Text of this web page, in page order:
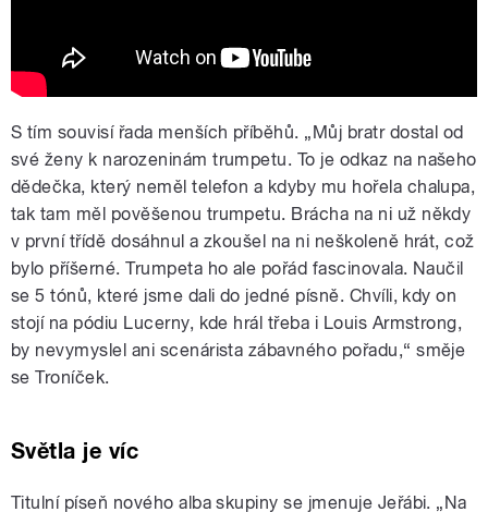
S tím souvisí řada menších příběhů. „Můj bratr dostal od
své ženy k narozeninám trumpetu. To je odkaz na našeho
dědečka, který neměl telefon a kdyby mu hořela chalupa,
tak tam měl pověšenou trumpetu. Brácha na ni už někdy
v první třídě dosáhnul a zkoušel na ni neškoleně hrát, což
bylo příšerné. Trumpeta ho ale pořád fascinovala. Naučil
se 5 tónů, které jsme dali do jedné písně. Chvíli, kdy on
stojí na pódiu Lucerny, kde hrál třeba i Louis Armstrong,
by nevymyslel ani scenárista zábavného pořadu,“ směje
se Troníček.
Světla je víc
Titulní píseň nového alba skupiny se jmenuje Jeřábi. „Na